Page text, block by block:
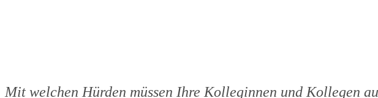
Mit welchen Hürden müssen Ihre Kolleginnen und Kollegen